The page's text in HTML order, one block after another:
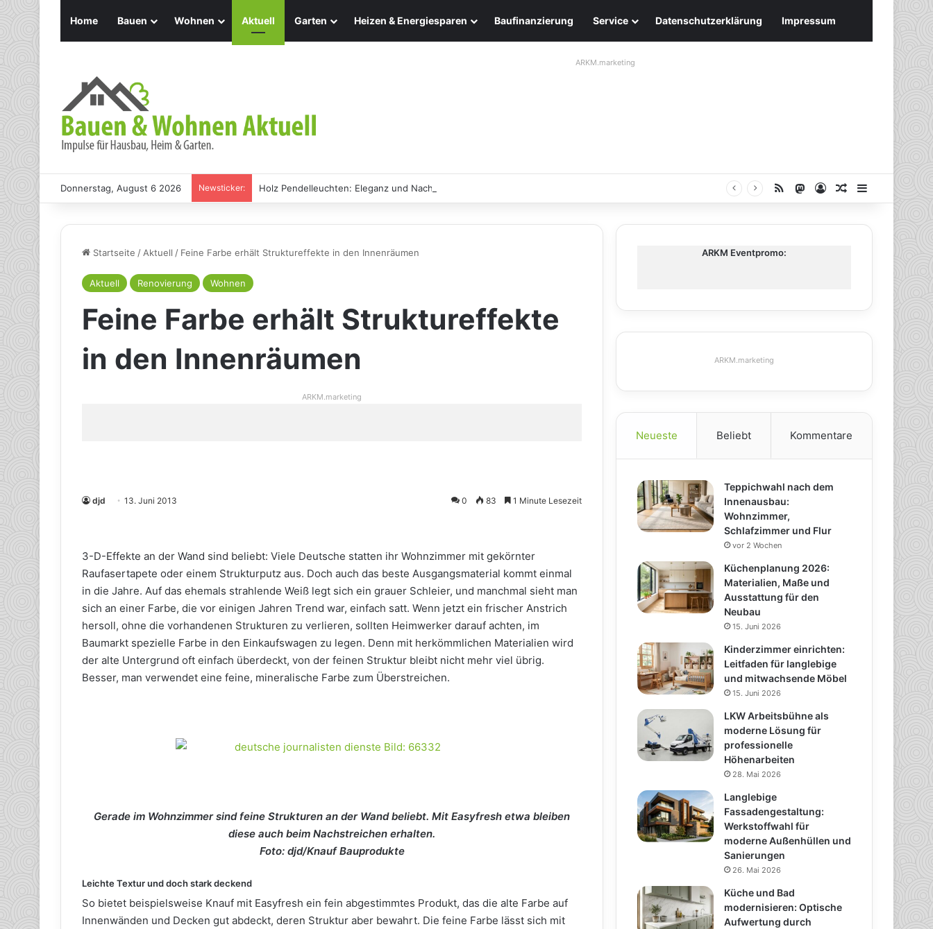
Home Bauen Wohnen Aktuell Garten Heizen & Energiesparen Baufinanzierung Service Datenschutzerklärung Impressum
ARKM.marketing
Donnerstag, August 6 2026 Newsticker: Holz Pendelleuchten: Eleganz und Nachhaltigkeit für Ihr Zuhause RSS Mastodon
AnmeldenZufälliger
Startseite /Aktuell / Feine Farbe erhält Struktureffekte in den Innenräumen
Aktuell Renovierung Wohnen
Feine Farbe erhält Struktureffekte
in den Innenräumen
ARKM.marketing
djd 13. Juni 2013 0 83 1 Minute Lesezeit
3-D-Effekte an der Wand sind beliebt: Viele Deutsche statten ihr Wohnzimmer mit gekörnter
Raufasertapete oder einem Strukturputz aus. Doch auch das beste Ausgangsmaterial kommt einmal
in die Jahre. Auf das ehemals strahlende Weiß legt sich ein grauer Schleier, und manchmal sieht man
sich an einer Farbe, die vor einigen Jahren Trend war, einfach satt. Wenn jetzt ein frischer Anstrich
hersoll, ohne die vorhandenen Strukturen zu verlieren, sollten Heimwerker darauf achten, im
Baumarkt spezielle Farbe in den Einkaufswagen zu legen. Denn mit herkömmlichen Materialien wird
der alte Untergrund oft einfach überdeckt, von der feinen Struktur bleibt nicht mehr viel übrig.
Besser, man verwendet eine feine, mineralische Farbe zum Überstreichen.
Gerade im Wohnzimmer sind feine Strukturen an der Wand beliebt. Mit Easyfresh etwa bleiben
diese auch beim Nachstreichen erhalten.
Foto: djd/Knauf Bauprodukte
Leichte Textur und doch stark deckend
So bietet beispielsweise Knauf mit Easyfresh ein fein abgestimmtes Produkt, das die alte Farbe auf
Innenwänden und Decken gut abdeckt, deren Struktur aber bewahrt. Die feine Farbe lässt sich mit
ARKM Eventpromo:
ARKM.marketing
Neueste Beliebt Kommentare
Teppichwahl nach dem
Innenausbau:
Wohnzimmer,
Schlafzimmer und Flur
vor 2 Wochen
Küchenplanung 2026:
Materialien, Maße und
Ausstattung für den
Neubau
15. Juni 2026
Kinderzimmer einrichten:
Leitfaden für langlebige
und mitwachsende Möbel
15. Juni 2026
LKW Arbeitsbühne als
moderne Lösung für
professionelle
Höhenarbeiten
28. Mai 2026
Langlebige
Fassadengestaltung:
Werkstoffwahl für
moderne Außenhüllen und
Sanierungen
26. Mai 2026
Küche und Bad
modernisieren: Optische
Aufwertung durch